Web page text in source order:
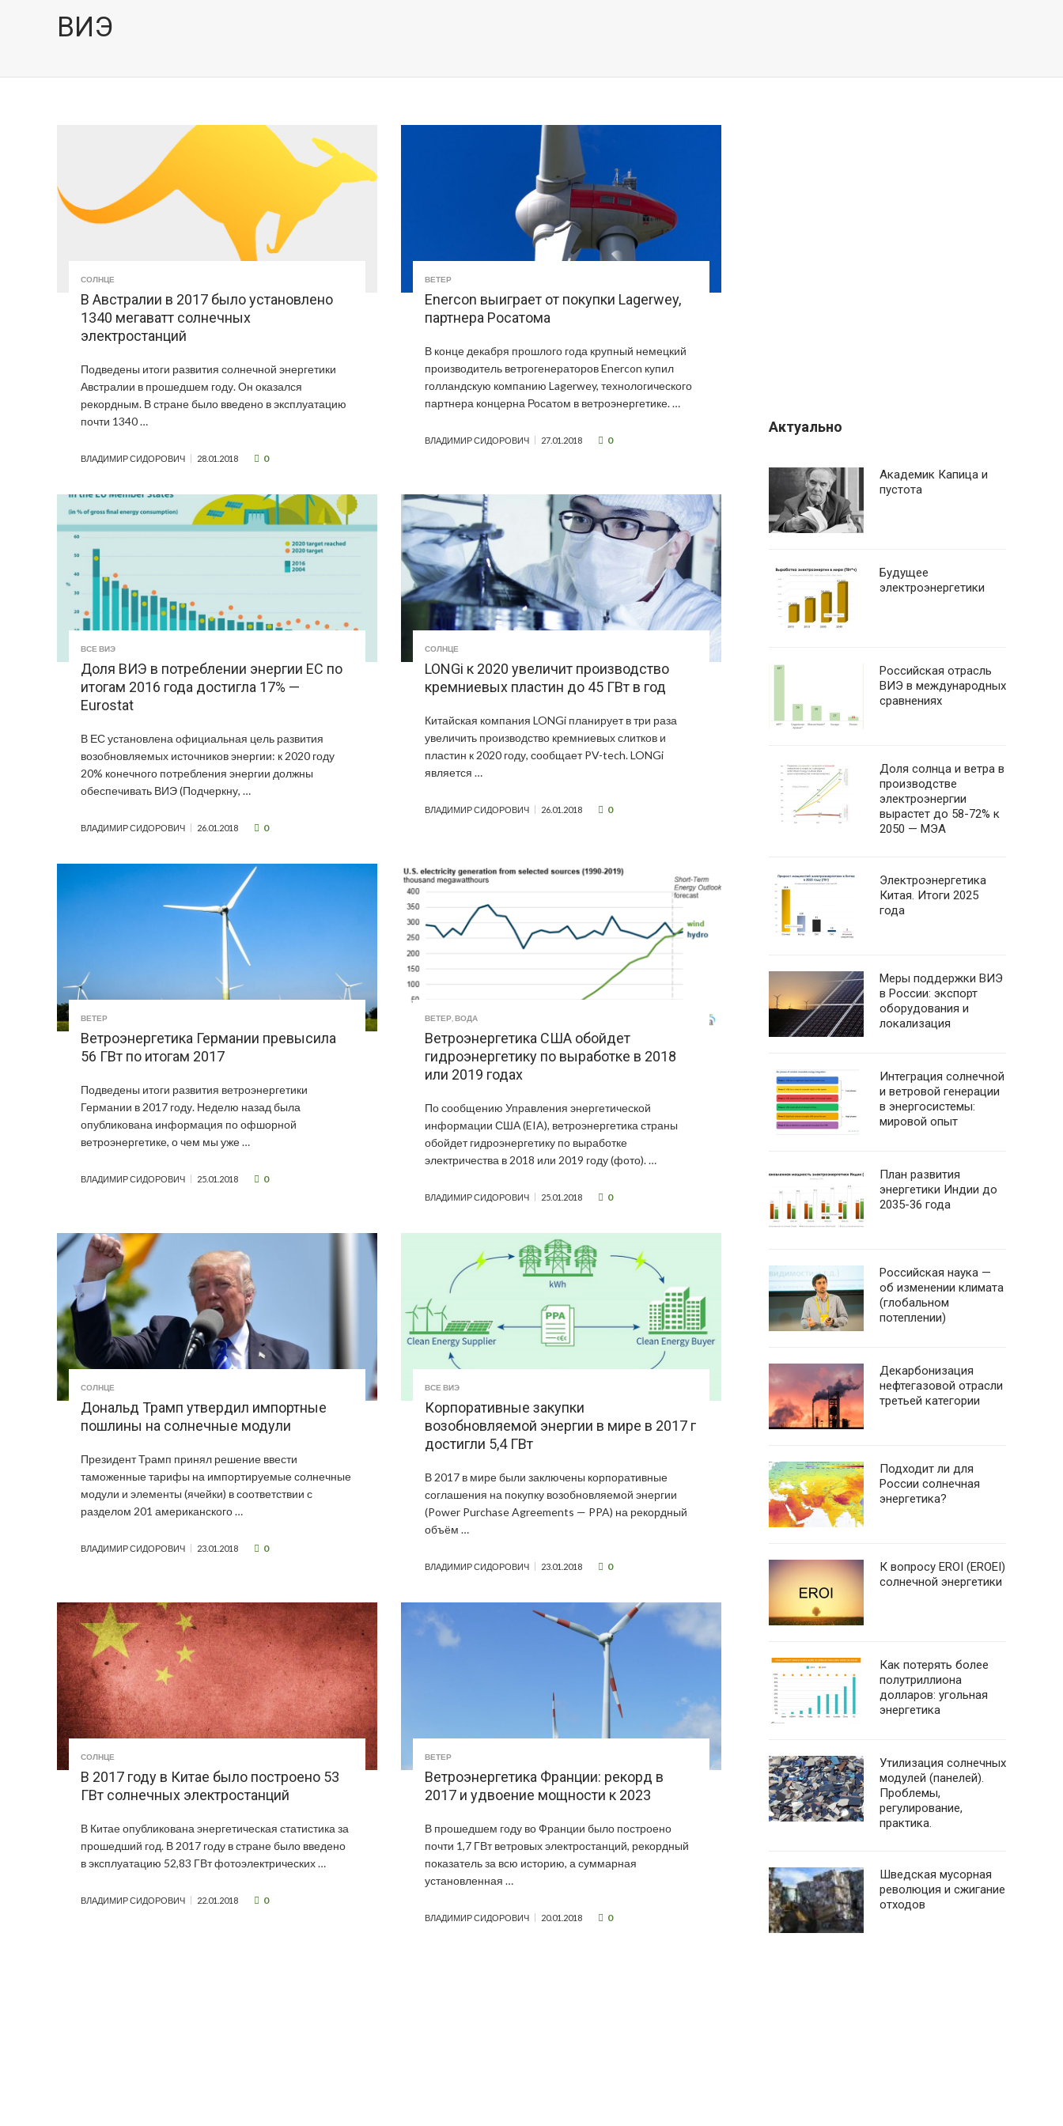
ВИЭ
СОЛНЦЕ
В Австралии в 2017 было установлено
1340 мегаватт солнечных
электростанций
Подведены итоги развития солнечной энергетики
Австралии в прошедшем году. Он оказался
рекордным. В стране было введено в эксплуатацию
почти 1340 …
ВЛАДИМИР СИДОРОВИЧ 28.01.2018 0
ВЕТЕР
Enercon выиграет от покупки Lagerwey,
партнера Росатома
В конце декабря прошлого года крупный немецкий
производитель ветрогенераторов Enercon купил
голландскую компанию Lagerwey, технологического
партнера концерна Росатом в ветроэнергетике. …
ВЛАДИМИР СИДОРОВИЧ 27.01.2018 0
ВСЕ ВИЭ
Доля ВИЭ в потреблении энергии ЕС по
итогам 2016 года достигла 17% —
Eurostat
В ЕС установлена официальная цель развития
возобновляемых источников энергии: к 2020 году
20% конечного потребления энергии должны
обеспечивать ВИЭ (Подчеркну, …
ВЛАДИМИР СИДОРОВИЧ 26.01.2018 0
СОЛНЦЕ
LONGi к 2020 увеличит производство
кремниевых пластин до 45 ГВт в год
Китайская компания LONGi планирует в три раза
увеличить производство кремниевых слитков и
пластин к 2020 году, сообщает PV-tech. LONGi
является …
ВЛАДИМИР СИДОРОВИЧ 26.01.2018 0
ВЕТЕР
Ветроэнергетика Германии превысила
56 ГВт по итогам 2017
Подведены итоги развития ветроэнергетики
Германии в 2017 году. Неделю назад была
опубликована информация по офшорной
ветроэнергетике, о чем мы уже …
ВЛАДИМИР СИДОРОВИЧ 25.01.2018 0
ВЕТЕР ,ВОДА
Ветроэнергетика США обойдет
гидроэнергетику по выработке в 2018
или 2019 годах
По сообщению Управления энергетической
информации США (EIA), ветроэнергетика страны
обойдет гидроэнергетику по выработке
электричества в 2018 или 2019 году (фото). …
ВЛАДИМИР СИДОРОВИЧ 25.01.2018 0
СОЛНЦЕ
Дональд Трамп утвердил импортные
пошлины на солнечные модули
Президент Трамп принял решение ввести
таможенные тарифы на импортируемые солнечные
модули и элементы (ячейки) в соответствии с
разделом 201 американского …
ВЛАДИМИР СИДОРОВИЧ 23.01.2018 0
ВСЕ ВИЭ
Корпоративные закупки
возобновляемой энергии в мире в 2017 г
достигли 5,4 ГВт
В 2017 в мире были заключены корпоративные
соглашения на покупку возобновляемой энергии
(Power Purchase Agreements — PPA) на рекордный
объём …
ВЛАДИМИР СИДОРОВИЧ 23.01.2018 0
СОЛНЦЕ
В 2017 году в Китае было построено 53
ГВт солнечных электростанций
В Китае опубликована энергетическая статистика за
прошедший год. В 2017 году в стране было введено
в эксплуатацию 52,83 ГВт фотоэлектрических …
ВЛАДИМИР СИДОРОВИЧ 22.01.2018 0
ВЕТЕР
Ветроэнергетика Франции: рекорд в
2017 и удвоение мощности к 2023
В прошедшем году во Франции было построено
почти 1,7 ГВт ветровых электростанций, рекордный
показатель за всю историю, а суммарная
установленная …
ВЛАДИМИР СИДОРОВИЧ 20.01.2018 0
Актуально
Академик Капица и
пустота
Будущее
электроэнергетики
Российская отрасль
ВИЭ в международных
сравнениях
Доля солнца и ветра в
производстве
электроэнергии
вырастет до 58-72% к
2050 — МЭА
Электроэнергетика
Китая. Итоги 2025
года
Меры поддержки ВИЭ
в России: экспорт
оборудования и
локализация
Интеграция солнечной
и ветровой генерации
в энергосистемы:
мировой опыт
План развития
энергетики Индии до
2035-36 года
Российская наука —
об изменении климата
(глобальном
потеплении)
Декарбонизация
нефтегазовой отрасли
третьей категории
Подходит ли для
России солнечная
энергетика?
К вопросу EROI (EROEI)
солнечной энергетики
Как потерять более
полутриллиона
долларов: угольная
энергетика
Утилизация солнечных
модулей (панелей).
Проблемы,
регулирование,
практика.
Шведская мусорная
революция и сжигание
отходов